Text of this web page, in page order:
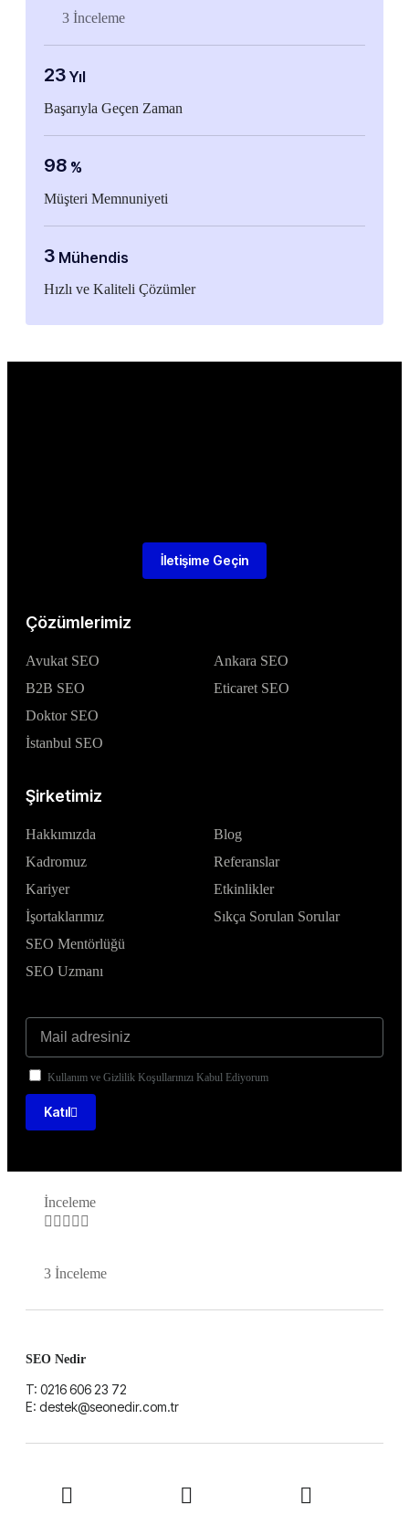
3 İnceleme
23 Yıl
Başarıyla Geçen Zaman
98 %
Müşteri Memnuniyeti
3 Mühendis
Hızlı ve Kaliteli Çözümler
Çözümlerimiz
Avukat SEO
B2B SEO
Doktor SEO
İstanbul SEO
Ankara SEO
Eticaret SEO
Şirketimiz
Hakkımızda
Kadromuz
Kariyer
İşortaklarımız
SEO Mentörlüğü
SEO Uzmanı
Blog
Referanslar
Etkinlikler
Sıkça Sorulan Sorular
Kullanım ve Gizlilik Koşullarınızı Kabul Ediyorum
Katıl
İletişime Geçin
İnceleme
    
3 İnceleme
SEO Nedir
T: 0216 606 23 72
E: destek@seonedir.com.tr